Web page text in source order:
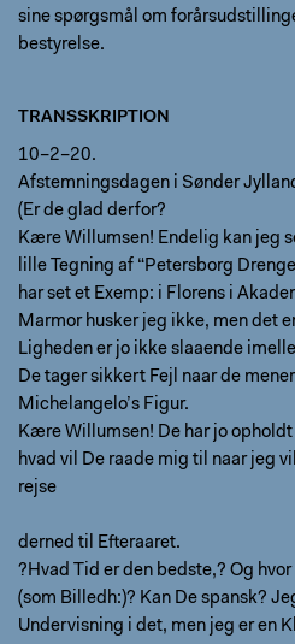
sine spørgsmål om
bestyrelse.
TRANSSKRIPTION
10–2–20.
Afstemningsdagen i Sønder
(Er de glad derfor?
Kære Willumsen! Endelig kan jeg
lille Tegning af “Petersborg
har set et Exemp: i Florens i
Marmor husker jeg ikke, men det
Ligheden er jo ikke slaaende
De tager sikkert Fejl naar de
Michelangelo’s Figur.
Kære Willumsen! De har jo
hvad vil De raade mig til naar jeg
rejse
derned til Efteraaret.
?Hvad Tid er den bedste,? Og
(som Billedh:)? Kan De spansk?
Undervisning i det, men jeg er en